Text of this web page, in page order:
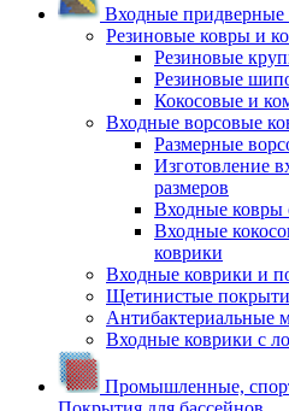
Входные придверные
Резиновые ковры и
Резиновые
Резиновые
Кокосовые и
Входные ворсовые
Размерные
Изготовление
размеров
Входные ковры
Входные
коврики
Входные коврики и
Щетинистые
Антибактериальные
Входные коврики с
Промышленные,